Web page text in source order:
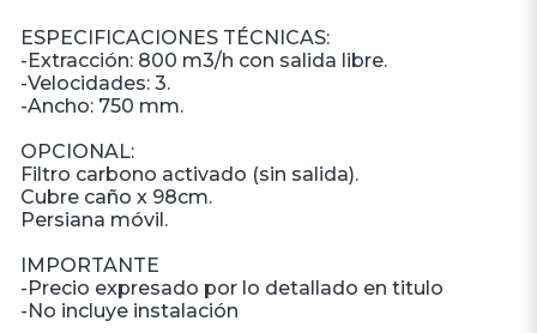
ESPECIFICACIONES TÉCNICAS:
-Extracción: 800 m3/h con salida libre.
-Velocidades: 3.
-Ancho: 750 mm.
OPCIONAL:
Filtro carbono activado (sin salida).
Cubre caño x 98cm.
Persiana móvil.
IMPORTANTE
-Precio expresado por lo detallado en titulo
-No incluye instalación